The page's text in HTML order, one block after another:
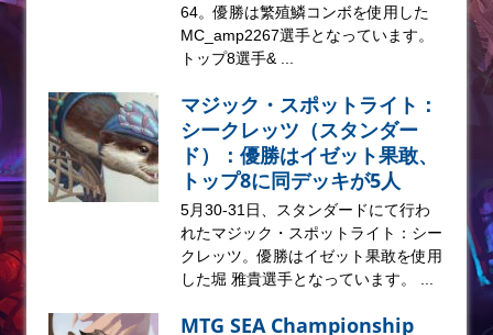
64。優勝は繁殖鱗コンボを使用した
MC_amp2267選手となっています。
トップ8選手& ...
マジック・スポットライト：
シークレッツ（スタンダー
ド）：優勝はイゼット果敢、
トップ8に同デッキが5人
5月30-31日、スタンダードにて行わ
れたマジック・スポットライト：シー
クレッツ。優勝はイゼット果敢を使用
した堀 雅貴選手となっています。 ...
MTG SEA Championship